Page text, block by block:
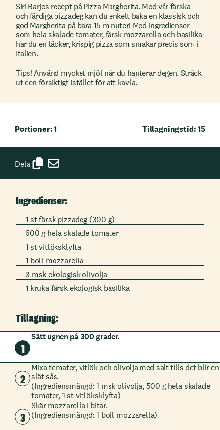
Siri Barjes recept på Pizza Margherita. Med vår färska
och färdiga pizzadeg kan du enkelt baka en klassisk och
god Margherita på bara 15 minuter! Med ingredienser
som hela skalade tomater, färsk mozzarella och basilika
har du en läcker, krispig pizza som smakar precis som i
Italien.
Tips! Använd mycket mjöl när du hanterar degen. Sträck
ut den försiktigt istället för att kavla.
Portioner: 1 Tillagningstid: 15
Dela
Ingredienser:
1 st färsk pizzadeg (300 g)
500 g hela skalade tomater
1 st vitlöksklyfta
1 boll mozzarella
3 msk ekologisk olivolja
1 kruka färsk ekologisk basilika
Tillagning:
1
Sätt ugnen på 300 grader.
2
Mixa tomater, vitlök och olivolja med salt tills det blir en
slät sås.
(Ingrediensmängd: 1 msk olivolja, 500 g hela skalade
tomater, 1 st vitlöksklyfta)
3
Skär mozzarella i bitar.
(Ingrediensmängd: 1 boll mozzarella)